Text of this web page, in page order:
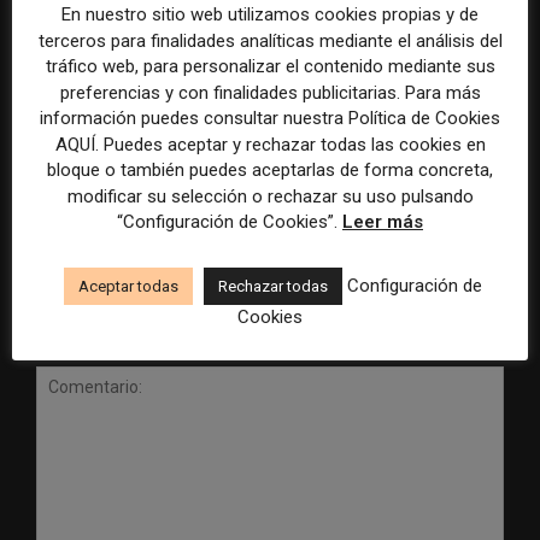
Radio Televisión Madrid
establece un sistema de
control para el uso de la
inteligencia artificial
ADEPA crea un premio
especial para la mejor
cobertura periodística del
Mundial 2026
En nuestro sitio web utilizamos cookies propias y de
terceros para finalidades analíticas mediante el análisis del
tráfico web, para personalizar el contenido mediante sus
preferencias y con finalidades publicitarias. Para más
información puedes consultar nuestra Política de Cookies
AQUÍ. Puedes aceptar y rechazar todas las cookies en
bloque o también puedes aceptarlas de forma concreta,
modificar su selección o rechazar su uso pulsando
“Configuración de Cookies”. Leer más
Aceptar todas Rechazar todas
Configuración de
Cookies